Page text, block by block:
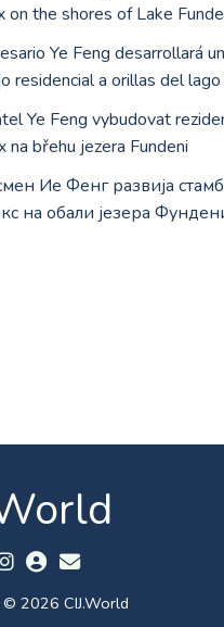
on the shores of Lake
Ye Feng desarrollará un
residencial a orillas del lago
Ye Feng vybudovat
na břehu jezera Fundeni
Ие Фенг развија
на обали језера
2026 CIJ.World